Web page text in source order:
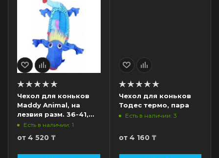
Чехол для коньков
Maddy Animal, на
лезвия разм. 36-41,
пара
Есть в наличии: 1
от 4 520 ₸
Чехол для коньков
Тодес термо, пара
Есть в наличии: 3
от 4 160 ₸